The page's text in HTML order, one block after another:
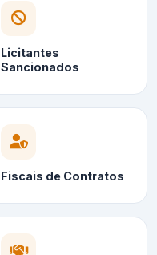
Licitantes
Sancionados
Fiscais de Contratos